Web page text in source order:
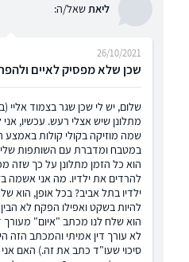
ליאתשאל/ה:
שכן שלא מפסיק לאיים
26/10/2021
שלום, יש לי שכן שגר בצמוד אליי
מתלונן שיש אצלי רעש. עכשיו,
שמה מוזיקה בקולי קולות באמצע
במטבח ומדברת עם השותפות
הוא כל הזמן מתלונן על כך שזה
להרדים את ילדיו. מה אני אשמה
ילדיו בתל אביב? בכל אופן, הוא
להיות בשקט ואפילו הפקח לא
הוא שלח לנו מכתב "איום" מעורך
לא עורך דין אמיתי והמכתב הזה
סיכוי שעו"ד כתב את זה.) האם אני